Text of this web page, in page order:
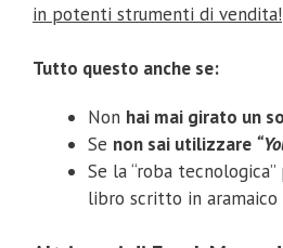
in potenti strumenti di vendita!
Tutto questo anche se:
Non hai mai girato un
Se non sai utilizzare
Se la “roba
libro scritto in aramaico